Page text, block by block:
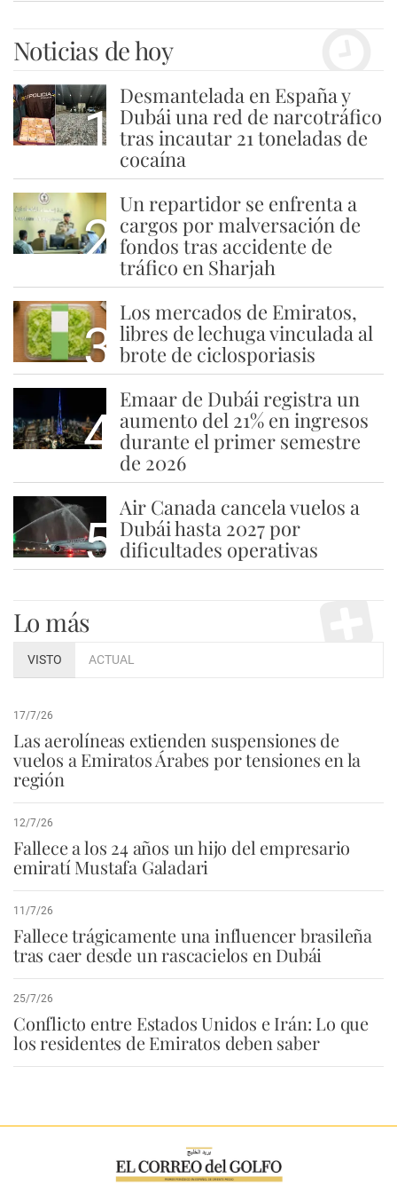
Noticias de hoy
1
Desmantelada en España y
Dubái una red de narcotráfico
tras incautar 21 toneladas de
cocaína
2
Un repartidor se enfrenta a
cargos por malversación de
fondos tras accidente de
tráfico en Sharjah
3
Los mercados de Emiratos,
libres de lechuga vinculada al
brote de ciclosporiasis
4
Emaar de Dubái registra un
aumento del 21% en ingresos
durante el primer semestre
de 2026
5
Air Canada cancela vuelos a
Dubái hasta 2027 por
dificultades operativas
Lo más
VISTO ACTUAL
17/7/26
Las aerolíneas extienden suspensiones de
vuelos a Emiratos Árabes por tensiones en la
región
12/7/26
Fallece a los 24 años un hijo del empresario
emiratí Mustafa Galadari
11/7/26
Fallece trágicamente una influencer brasileña
tras caer desde un rascacielos en Dubái
25/7/26
Conflicto entre Estados Unidos e Irán: Lo que
los residentes de Emiratos deben saber